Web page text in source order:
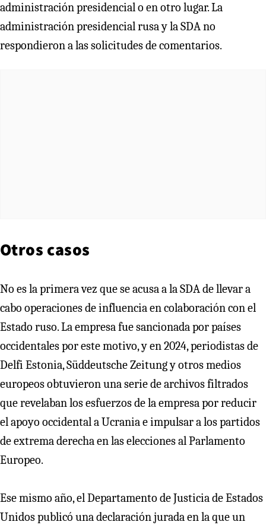
administración presidencial o en otro lugar. La
administración presidencial rusa y la SDA no
respondieron a las solicitudes de comentarios.
Otros casos
No es la primera vez que se acusa a la SDA de llevar a
cabo operaciones de influencia en colaboración con el
Estado ruso. La empresa fue sancionada por países
occidentales por este motivo, y en 2024, periodistas de
Delfi Estonia, Süddeutsche Zeitung y otros medios
europeos obtuvieron una serie de archivos filtrados
que revelaban los esfuerzos de la empresa por reducir
el apoyo occidental a Ucrania e impulsar a los partidos
de extrema derecha en las elecciones al Parlamento
Europeo.
Ese mismo año, el Departamento de Justicia de Estados
Unidos publicó una declaración jurada en la que un